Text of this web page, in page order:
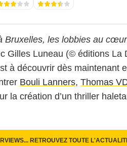
Bruxelles, les lobbies au cœur
Gilles Luneau (© éditions La
à découvrir dès maintenant
Bouli Lanners, Thomas
la création d’un thriller
RETROUVEZ TOUTE